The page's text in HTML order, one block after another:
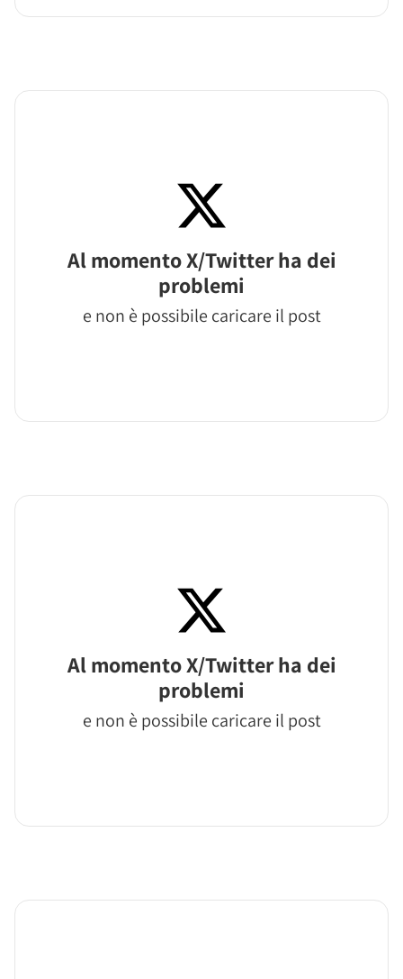
Al momento X/Twitter ha dei
problemi
e non è possibile caricare il post
Al momento X/Twitter ha dei
problemi
e non è possibile caricare il post